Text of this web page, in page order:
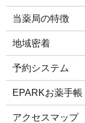
当薬局の特徴
地域密着
予約システム
EPARKお薬手帳
アクセスマップ